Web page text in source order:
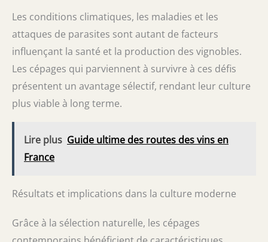
Les conditions climatiques, les maladies et les
attaques de parasites sont autant de facteurs
influençant la santé et la production des vignobles.
Les cépages qui parviennent à survivre à ces défis
présentent un avantage sélectif, rendant leur culture
plus viable à long terme.
Lire plus Guide ultime des routes des vins en
France
Résultats et implications dans la culture moderne
Grâce à la sélection naturelle, les cépages